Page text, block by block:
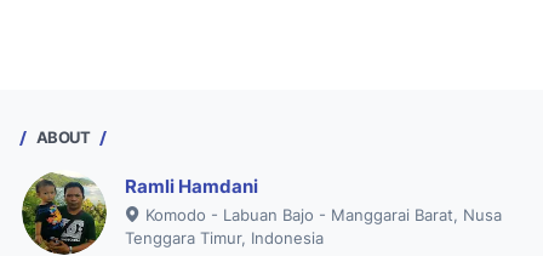
ABOUT
Ramli Hamdani
Komodo - Labuan Bajo - Manggarai Barat, Nusa
Tenggara Timur, Indonesia